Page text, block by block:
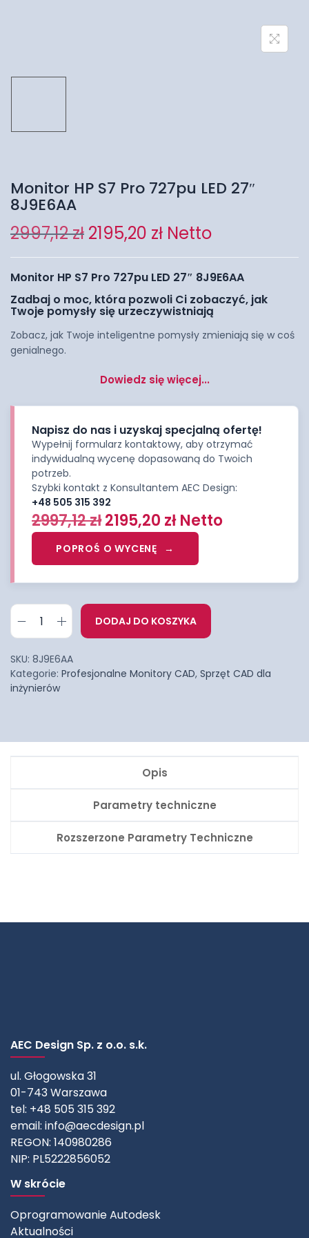
Monitor HP S7 Pro 727pu LED 27″
8J9E6AA
2997,12zł 2195,20 zł Netto
Monitor HP S7 Pro 727pu LED 27″ 8J9E6AA
Zadbaj o moc, która pozwoli Ci zobaczyć, jak
Twoje pomysły się urzeczywistniają
Zobacz, jak Twoje inteligentne pomysły zmieniają się w coś
genialnego.
Dowiedz się więcej...
Napisz do nas i uzyskaj specjalną ofertę!
Wypełnij formularz kontaktowy, aby otrzymać
indywidualną wycenę dopasowaną do Twoich
potrzeb.
Szybki kontakt z Konsultantem AEC Design:
+48 505 315 392
2997,12zł2195,20 zł Netto
POPROŚ O WYCENĘ
DODAJ DO KOSZYKA
SKU: 8J9E6AA
Kategorie: Profesjonalne Monitory CAD, Sprzęt CAD dla
inżynierów
Opis
Parametry techniczne
Rozszerzone Parametry Techniczne
AEC Design Sp. z o.o. s.k.
ul. Głogowska 31
01-743 Warszawa
tel: +48 505 315 392
email: info@aecdesign.pl
REGON: 140980286
NIP: PL5222856052
W skrócie
Oprogramowanie Autodesk
Aktualności